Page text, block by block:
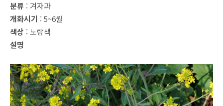
분류 : 겨자과
개화시기 : 5~6월
색상 : 노랑색
설명